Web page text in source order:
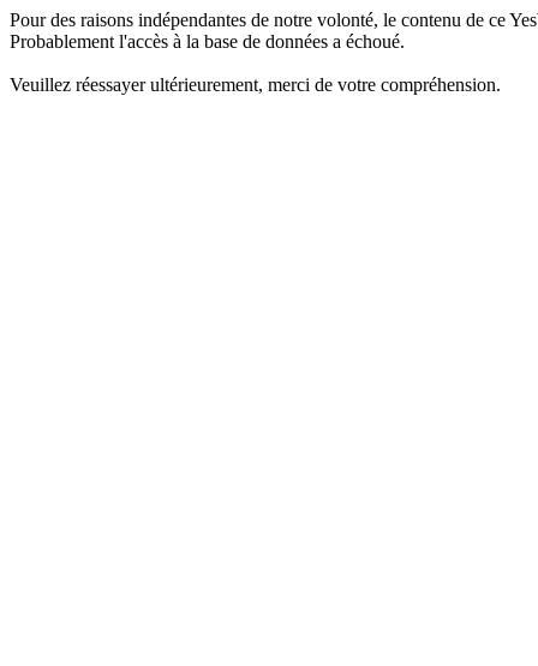
Pour des raisons indépendantes de notre volonté, le contenu de ce
Probablement l'accès à la base de données a échoué.
Veuillez réessayer ultérieurement, merci de votre compréhension.